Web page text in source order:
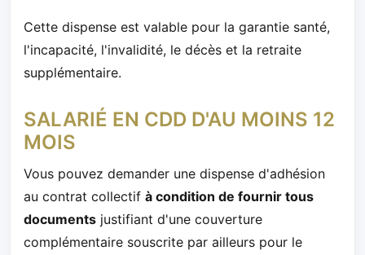
Cette dispense est valable pour la garantie santé,
l'incapacité, l'invalidité, le décès et la retraite
supplémentaire.
SALARIÉ EN CDD D'AU MOINS 12
MOIS
Vous pouvez demander une dispense d'adhésion
au contrat collectif à condition de fournir tous
documents justifiant d'une couverture
complémentaire souscrite par ailleurs pour le